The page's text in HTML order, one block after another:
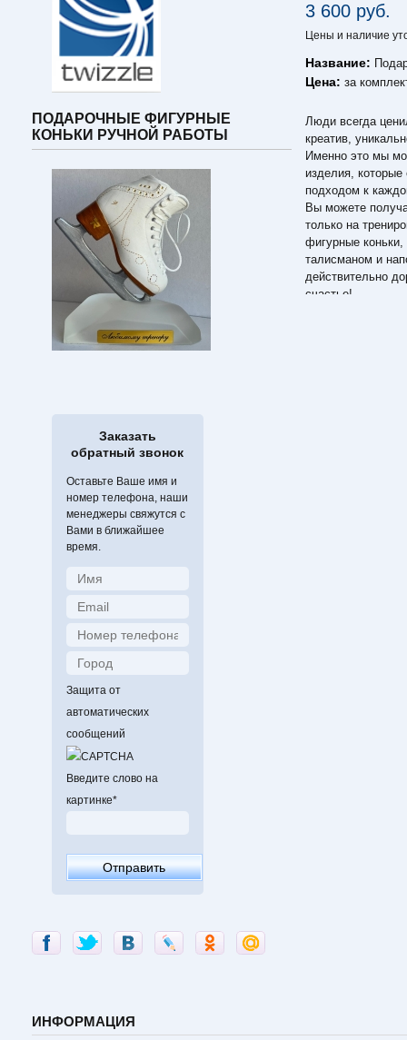
ПОДАРОЧНЫЕ ФИГУРНЫЕ
КОНЬКИ РУЧНОЙ РАБОТЫ
Заказать
обратный звонок
Оставьте Ваше имя и
номер телефона, наши
менеджеры свяжутся с
Вами в ближайшее
время.
Защита от
автоматических
сообщений
Введите слово на
картинке*
3 600 руб.
Цены и наличие
Название:
Цена:за
Люди всегда
креатив,
Именно это мы
изделия,
подходом к
Вы можете
только на
фигурные
талисманом и
действительно
счастье!
ИНФОРМАЦИЯ